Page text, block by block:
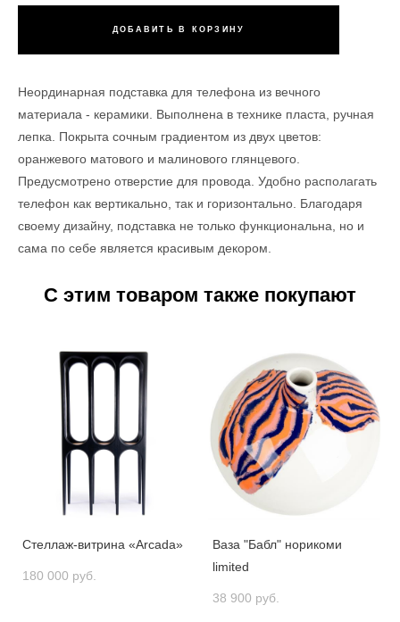
ДОБАВИТЬ В КОРЗИНУ
Неординарная подставка для телефона из вечного
материала - керамики. Выполнена в технике пласта, ручная
лепка. Покрыта сочным градиентом из двух цветов:
оранжевого матового и малинового глянцевого.
Предусмотрено отверстие для провода. Удобно располагать
телефон как вертикально, так и горизонтально. Благодаря
своему дизайну, подставка не только функциональна, но и
сама по себе является красивым декором.
С этим товаром также покупают
Стеллаж-витрина «Arcada»
180 000 pуб.
Ваза "Бабл" норикоми
limited
38 900 pуб.